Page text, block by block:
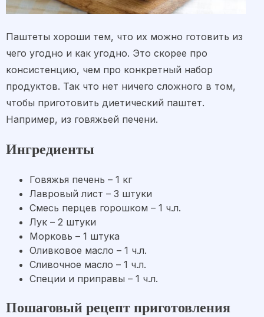
Паштеты хороши тем, что их можно готовить из
чего угодно и как угодно. Это скорее про
консистенцию, чем про конкретный набор
продуктов. Так что нет ничего сложного в том,
чтобы приготовить диетический паштет.
Например, из говяжьей печени.
Ингредиенты
Говяжья печень – 1 кг
Лавровый лист – 3 штуки
Смесь перцев горошком – 1 ч.л.
Лук – 2 штуки
Морковь – 1 штука
Оливковое масло – 1 ч.л.
Сливочное масло – 1 ч.л.
Специи и приправы – 1 ч.л.
Пошаговый рецепт приготовления